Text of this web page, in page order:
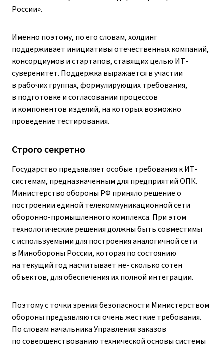
России».
Именно поэтому, по его словам, холдинг
поддерживает инициативы отечественных компаний,
консорциумов и стартапов, ставящих целью ИТ-
суверенитет. Поддержка выражается в участии
в рабочих группах, формулирующих требования,
в подготовке и согласовании процессов
и компонентов изделий, на которых возможно
проведение тестирования.
Строго секретно
Государство предъявляет особые требования к ИТ-
системам, предназначенным для предприятий ОПК.
Министерство обороны РФ приняло решение о
построении единой телекоммуникационной сети
оборонно-промышленного комплекса. При этом
технологические решения должны быть совместимы
с используемыми для построения аналогичной сети
в Минобороны России, которая по состоянию
на текущий год насчитывает не- сколько сотен
объектов, для обеспечения их полной интеграции.
Поэтому с точки зрения безопасности Министерством
обороны предъявляются очень жесткие требования.
По словам начальника Управления заказов
по совершенствованию технической основы системы